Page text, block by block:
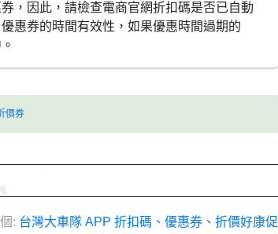
，因此，請檢查電商官網折扣碼是否已自動
惠券的時間有效性，如果優惠時間過期的
價券
: 台灣大車隊 APP 折扣碼、優惠券、折價好康促